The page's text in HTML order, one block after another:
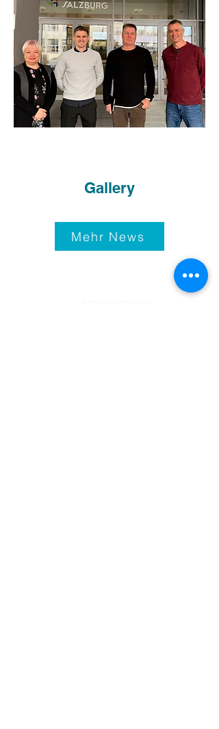
Gallery
Mehr News